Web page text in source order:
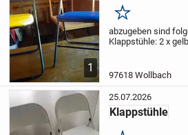
1
Merken
abzugeben sind
Klappstühle:2 x gelb
97618 Wollbach
25.07.2026
Klappstühle